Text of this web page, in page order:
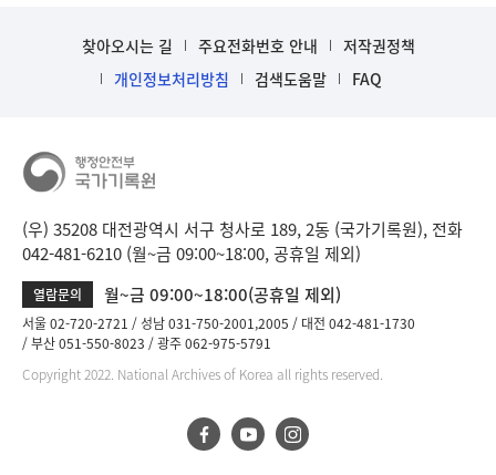
찾아오시는 길 주요전화번호 안내
저작권정책
개인정보처리방침
검색도움말 FAQ
(우) 35208 대전광역시 서구 청사로 189, 2동 (국가기록원), 전화
042-481-6210 (월~금 09:00~18:00, 공휴일 제외)
열람문의 월~금 09:00~18:00(공휴일 제외)
서울 02-720-2721 성남 031-750-2001,2005
대전 042-481-1730
부산 051-550-8023
광주 062-975-5791
Copyright 2022. National Archives of Korea all rights reserved.